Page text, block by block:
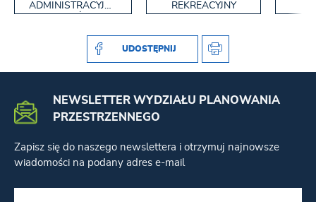
ADMINISTRACYJNY
REKREACYJNY
UDOSTĘPNIJ
NEWSLETTER WYDZIAŁU PLANOWANIA
PRZESTRZENNEGO
Zapisz się do naszego newslettera i otrzymuj najnowsze
wiadomości na podany adres e-mail